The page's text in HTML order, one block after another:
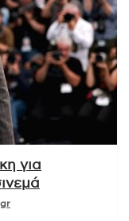
για